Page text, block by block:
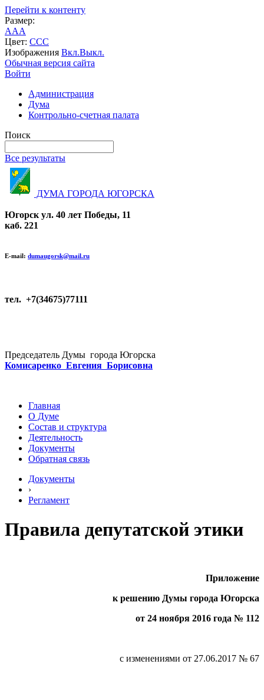
Перейти к контенту
Размер:
AAA
Цвет: CCC
Изображения Вкл.Выкл.
Обычная версия сайта
Войти
Администрация
Дума
Контрольно-счетная палата
Поиск
Все результаты
ДУМА ГОРОДА ЮГОРСКА
Югорск ул. 40 лет Победы, 11
каб. 221
E-mail: dumaugorsk@mail.ru
тел. +7(34675)77111
Председатель Думы города Югорска
Комисаренко Евгения Борисовна
Главная
О Думе
Состав и структура
Деятельность
Документы
Обратная связь
Документы
›
Регламент
Правила депутатской этики
Приложение
к решению Думы города Югорска
от 24 ноября 2016 года № 112
с изменениями от 27.06.2017 № 67